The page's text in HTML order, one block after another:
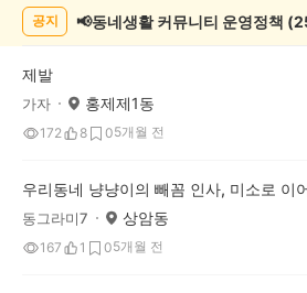
시
공지 📢동네생활 커뮤니티 운영정책
제발
가자 홍제제1동
172 8 05개월 전
동그라미7 상암동
167 1 05개월 전